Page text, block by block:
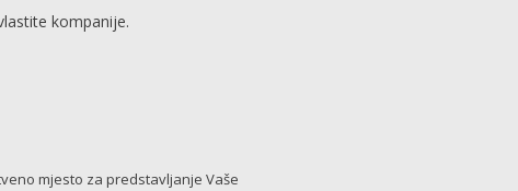
kompanije.
mjesto za predstavljanje Vaše